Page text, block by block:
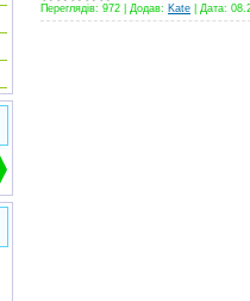
Переглядів: 972 Додав: Kate Дата: